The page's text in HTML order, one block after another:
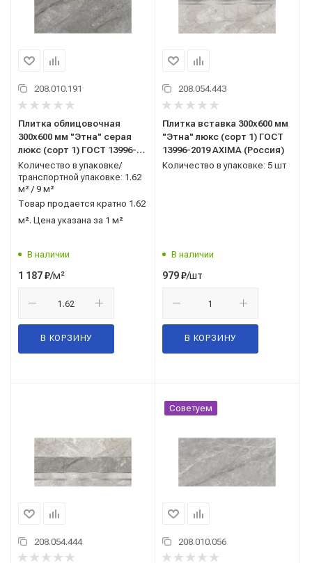
208.010.191
Плитка облицовочная
300x600 мм "Этна" серая
люкс (сорт 1) ГОСТ 13996-
2019 AXIMA (Россия)
Количество в упаковке/
транспортной упаковке: 1.62
м² / 9 м²
Товар продается кратно 1.62
м². Цена указана за 1 м²
В наличии
1 187₽/м²
В КОРЗИНУ
208.054.443
Плитка вставка 300x600 мм
"Этна" люкс (сорт 1) ГОСТ
13996-2019 AXIMA (Россия)
Количество в упаковке: 5 шт
В наличии
979₽/шт
В КОРЗИНУ
208.054.444
Советуем
208.010.056